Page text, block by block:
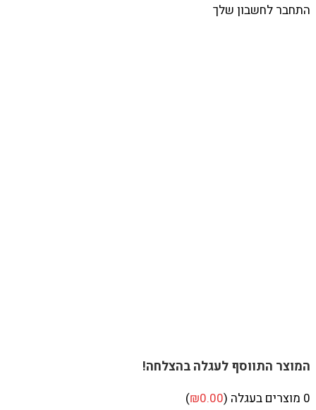
התחבר לחשבון שלך
המוצר התווסף לעגלה בהצלחה!
0 מוצרים בעגלה ( ₪0.00
)